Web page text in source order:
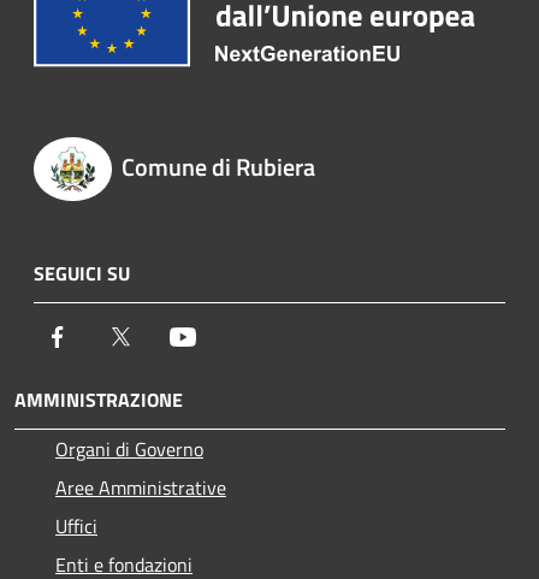
Comune di Rubiera
SEGUICI SU
Facebook Twitter
AMMINISTRAZIONE
Organi di Governo
Aree Amministrative
Uffici
Enti e fondazioni